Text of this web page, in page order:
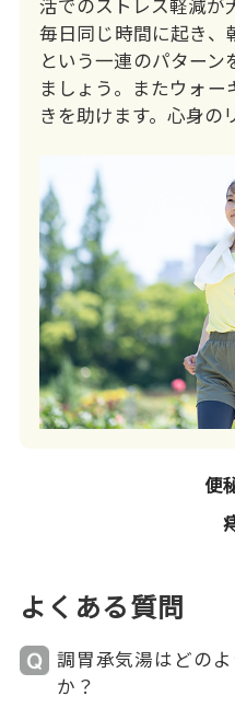
毎日同じ時間に起き、
という一連のパター
ましょう。またウォ
きを助けます。心身の
便
よくある質問
調胃承気湯はどの
か？